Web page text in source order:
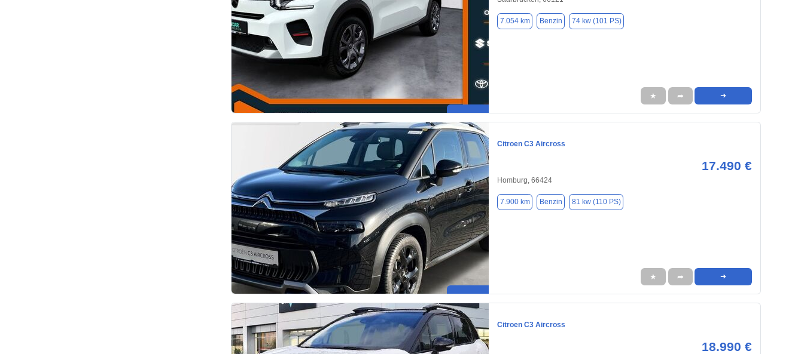
7.054 km Benzin 74 kw (101 PS)
★ ➦ ➜
Citroen C3 Aircross
17.490 €
Homburg, 66424
7.900 km Benzin 81 kw (110 PS)
★ ➦ ➜
Citroen C3 Aircross
18.990 €